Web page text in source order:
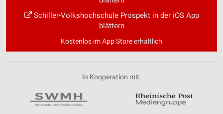
Schiller-Volkshochschule Prospekt in der iOS App
blättern
Kostenlos im App Store erhältlich
In Kooperation mit: